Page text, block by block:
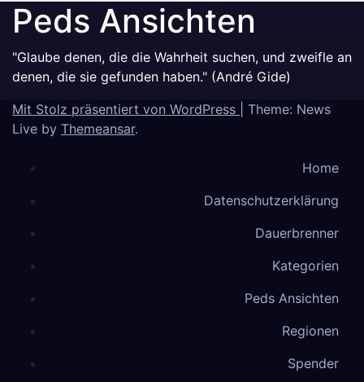
Peds Ansichten
"Glaube denen, die die Wahrheit suchen, und zweifle an
denen, die sie gefunden haben." (André Gide)
Mit Stolz präsentiert von WordPress
Theme: News
Live by Themeansar.
Home
Datenschutzerklärung
Dauerbrenner
Kategorien
Peds Ansichten
Regionen
Spender